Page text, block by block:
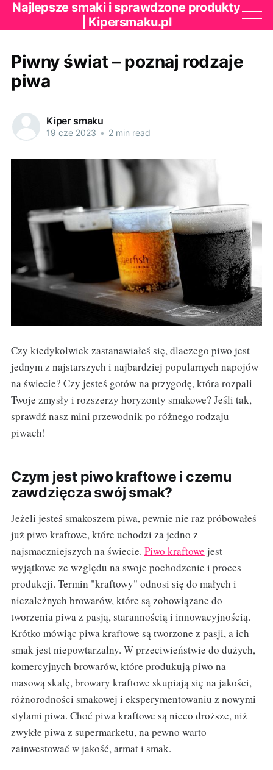
Najlepsze smaki i sprawdzone produkty
| Kipersmaku.pl
Piwny świat – poznaj rodzaje
piwa
Kiper smaku
19 cze 2023 • 2 min read
Czy kiedykolwiek zastanawiałeś się, dlaczego piwo jest
jednym z najstarszych i najbardziej popularnych napojów
na świecie? Czy jesteś gotów na przygodę, która rozpali
Twoje zmysły i rozszerzy horyzonty smakowe? Jeśli tak,
sprawdź nasz mini przewodnik po różnego rodzaju
piwach!
Czym jest piwo kraftowe i czemu
zawdzięcza swój smak?
Jeżeli jesteś smakoszem piwa, pewnie nie raz próbowałeś
już piwo kraftowe, które uchodzi za jedno z
najsmaczniejszych na świecie. Piwo kraftowe jest
wyjątkowe ze względu na swoje pochodzenie i proces
produkcji. Termin "kraftowy" odnosi się do małych i
niezależnych browarów, które są zobowiązane do
tworzenia piwa z pasją, starannością i innowacyjnością.
Krótko mówiąc piwa kraftowe są tworzone z pasji, a ich
smak jest niepowtarzalny. W przeciwieństwie do dużych,
komercyjnych browarów, które produkują piwo na
masową skalę, browary kraftowe skupiają się na jakości,
różnorodności smakowej i eksperymentowaniu z nowymi
stylami piwa. Choć piwa kraftowe są nieco droższe, niż
zwykłe piwa z supermarketu, na pewno warto
zainwestować w jakość, armat i smak.